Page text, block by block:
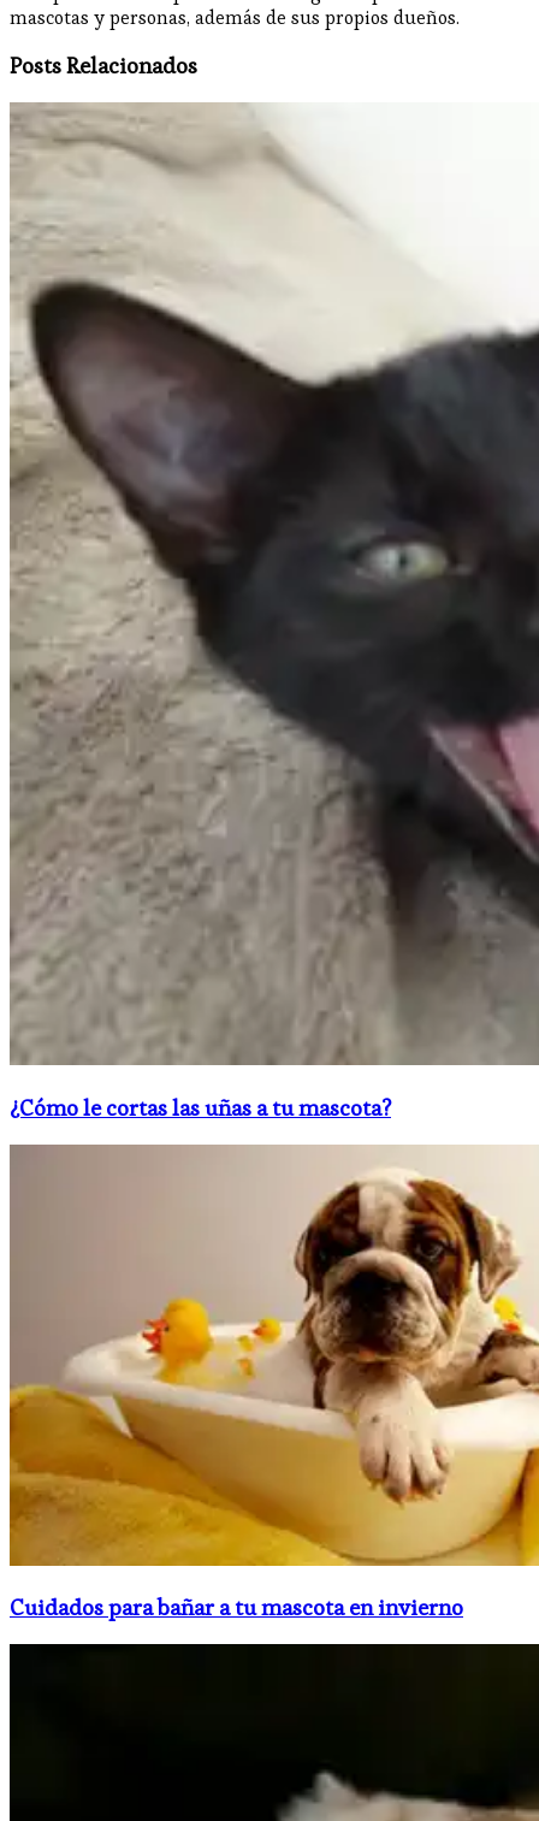
mascotas y personas, además de sus propios dueños.
Posts Relacionados
¿Cómo le cortas las uñas a tu mascota?
Cuidados para bañar a tu mascota en invierno